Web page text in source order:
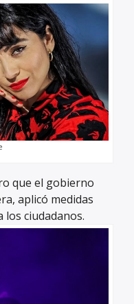
que el gobierno
aplicó medidas
ciudadanos.